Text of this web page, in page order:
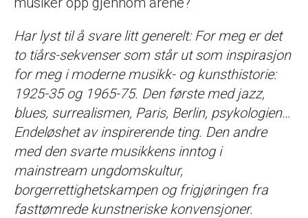
Har lyst til å svare litt generelt: For meg er det
to tiårs-sekvenser som står ut som inspirasjon
for meg i moderne musikk- og kunsthistorie:
1925-35 og 1965-75. Den første med jazz,
blues, surrealismen, Paris, Berlin, psykologien…
Endeløshet av inspirerende ting. Den andre
med den svarte musikkens inntog i
mainstream ungdomskultur,
borgerrettighetskampen og frigjøringen fra
fasttømrede kunstneriske konvensjoner.